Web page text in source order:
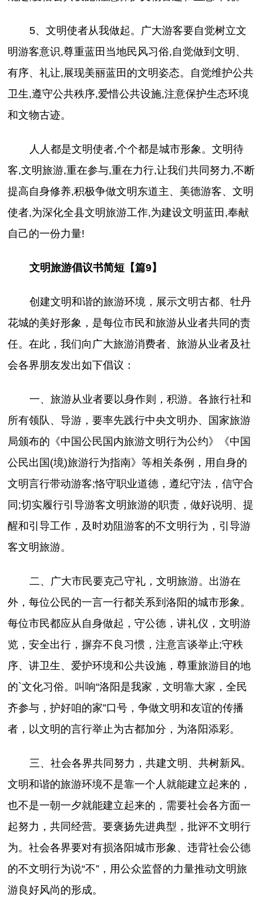
5、文明使者从我做起。广大游客要自觉树立文
明游客意识,尊重蓝田当地民风习俗,自觉做到文明、
有序、礼让,展现美丽蓝田的文明姿态。自觉维护公共
卫生,遵守公共秩序,爱惜公共设施,注意保护生态环境
和文物古迹。
人人都是文明使者,个个都是城市形象。文明待
客,文明旅游,重在参与,重在力行,让我们共同努力,不断
提高自身修养,积极争做文明东道主、美德游客、文明
使者,为深化全县文明旅游工作,为建设文明蓝田,奉献
自己的一份力量!
文明旅游倡议书简短【篇9】
创建文明和谐的旅游环境，展示文明古都、牡丹
花城的美好形象，是每位市民和旅游从业者共同的责
任。在此，我们向广大旅游消费者、旅游从业者及社
会各界朋友发出如下倡议：
一、旅游从业者要以身作则，积游。各旅行社和
所有领队、导游，要率先践行中央文明办、国家旅游
局颁布的《中国公民国内旅游文明行为公约》《中国
公民出国(境)旅游行为指南》等相关条例，用自身的
文明言行带动游客;恪守职业道德，遵纪守法，信守合
同;切实履行引导游客文明旅游的职责，做好说明、提
醒和引导工作，及时劝阻游客的不文明行为，引导游
客文明旅游。
二、广大市民要克己守礼，文明旅游。出游在
外，每位公民的一言一行都关系到洛阳的城市形象。
每位市民都应从自身做起，守公德，讲礼仪，文明游
览，安全出行，摒弃不良习惯，注意言谈举止;守秩
序、讲卫生、爱护环境和公共设施，尊重旅游目的地
的`文化习俗。叫响“洛阳是我家，文明靠大家，全民
齐参与，护好咱的家”口号，争做文明和友谊的传播
者，以文明的言行举止为古都加分，为洛阳添彩。
三、社会各界共同努力，共建文明、共树新风。
文明和谐的旅游环境不是靠一个人就能建立起来的，
也不是一朝一夕就能建立起来的，需要社会各方面一
起努力，共同经营。要褒扬先进典型，批评不文明行
为。社会各界要对有损洛阳城市形象、违背社会公德
的不文明行为说“不”，用公众监督的力量推动文明旅
游良好风尚的形成。